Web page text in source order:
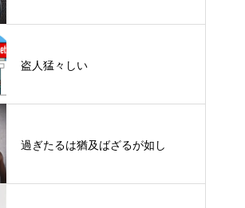
盗人猛々しい
過ぎたるは猶及ばざるが如し